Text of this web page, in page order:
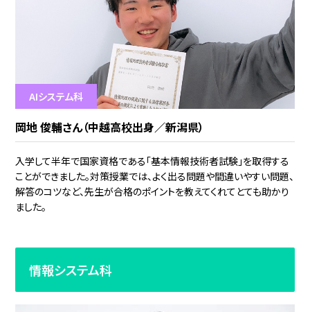
AIシステム科
岡地 俊輔さん（中越高校出身／新潟県）
入学して半年で国家資格である「基本情報技術者試験」を取得する
ことができました。対策授業では、よく出る問題や間違いやすい問題、
解答のコツなど、先生が合格のポイントを教えてくれてとても助かり
ました。
情報システム科